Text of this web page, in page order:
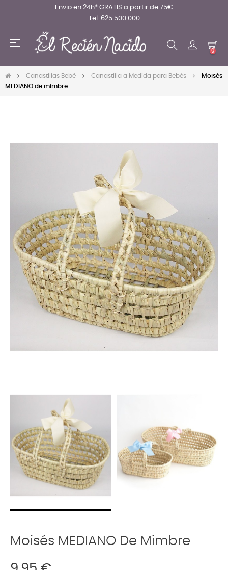
Envio en 24h* GRATIS a partir de 75€
Tel. 625 500 000
Navegación
☰
0
Canastillas Bebé Canastilla a Medida para Bebés
Moisés
MEDIANO de mimbre
Moisés MEDIANO De Mimbre